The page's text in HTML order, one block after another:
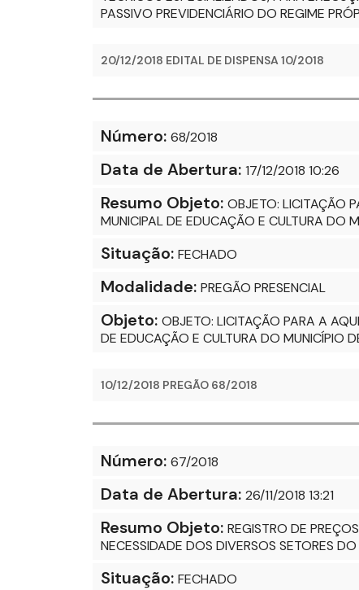
PASSIVO PREVIDENCIÁRIO DO REGIME
20/12/2018 EDITAL DE DISPENSA 10/2018
Número: 68/2018
Data de Abertura: 17/12/2018 10:26
Resumo Objeto: OBJETO: LICITAÇÃO
MUNICIPAL DE EDUCAÇÃO E CULTURA DO
Situação: FECHADO
Modalidade: PREGÃO PRESENCIAL
Objeto: OBJETO: LICITAÇÃO PARA A
DE EDUCAÇÃO E CULTURA DO MUNICÍPIO
10/12/2018 PREGÃO 68/2018
Número: 67/2018
Data de Abertura: 26/11/2018 13:21
Resumo Objeto: REGISTRO DE
NECESSIDADE DOS DIVERSOS SETORES
Situação: FECHADO